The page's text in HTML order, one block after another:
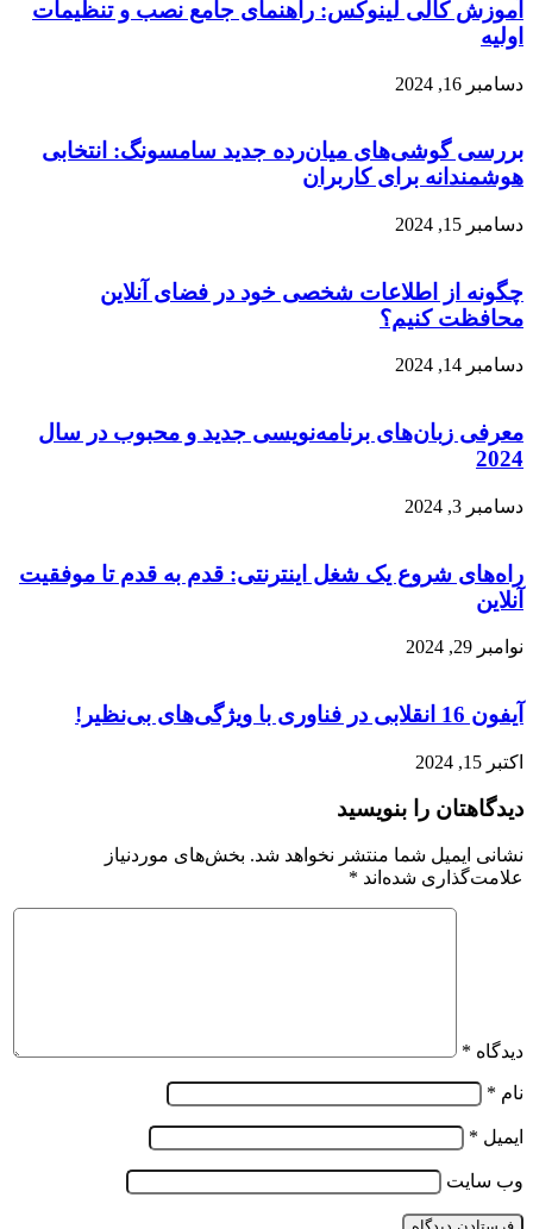
آموزش کالی لینوکس: راهنمای جامع نصب و تنظیمات
اولیه
دسامبر 16, 2024
بررسی گوشی‌های میان‌رده جدید سامسونگ: انتخابی
هوشمندانه برای کاربران
دسامبر 15, 2024
چگونه از اطلاعات شخصی خود در فضای آنلاین
محافظت کنیم؟
دسامبر 14, 2024
معرفی زبان‌های برنامه‌نویسی جدید و محبوب در سال
2024
دسامبر 3, 2024
راه‌های شروع یک شغل اینترنتی: قدم به قدم تا موفقیت
آنلاین
نوامبر 29, 2024
آیفون 16 انقلابی در فناوری با ویژگی‌های بی‌نظیر!
اکتبر 15, 2024
دیدگاهتان را بنویسید
نشانی ایمیل شما منتشر نخواهد شد. بخش‌های موردنیاز
علامت‌گذاری شده‌اند *
دیدگاه *
نام *
ایمیل *
وب‌ سایت